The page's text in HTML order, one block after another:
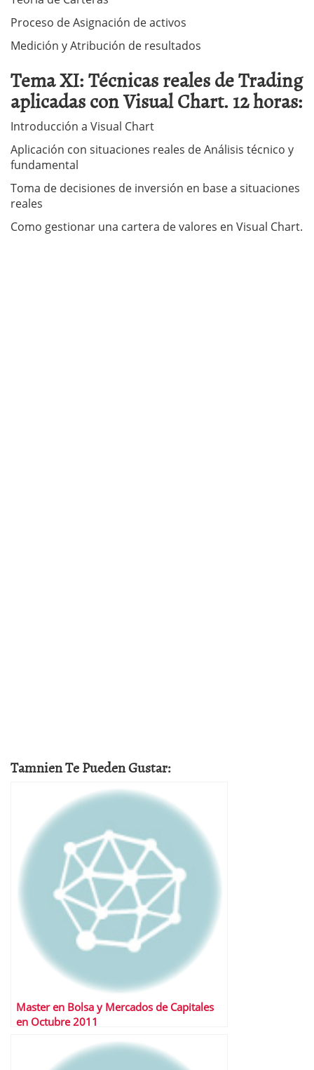
Proceso de Asignación de activos
Medición y Atribución de resultados
Tema XI: Técnicas reales de Trading
aplicadas con Visual Chart. 12 horas:
Introducción a Visual Chart
Aplicación con situaciones reales de Análisis técnico y
fundamental
Toma de decisiones de inversión en base a situaciones
reales
Como gestionar una cartera de valores en Visual Chart.
Tamnien Te Pueden Gustar:
Master en Bolsa y Mercados de Capitales
en Octubre 2011